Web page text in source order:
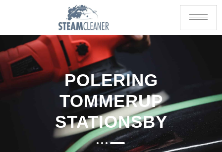
POLERING
TOMMERUP
STATIONSBY